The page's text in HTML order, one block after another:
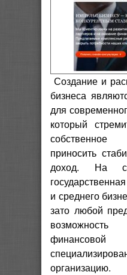
Создание и
бизнеса
для
который
собственное
приносить
доход. На
и среднего
зато любой
организацию.